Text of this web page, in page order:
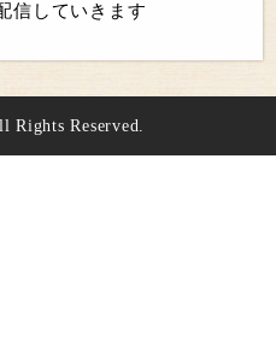
信していきます
Reserved.